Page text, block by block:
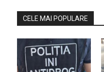
CELE MAI POPULARE